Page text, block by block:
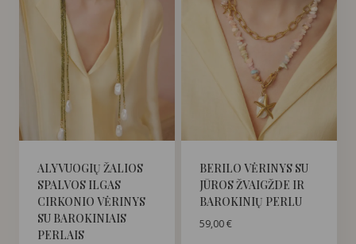
ALYVUOGIŲ ŽALIOS
SPALVOS ILGAS
CIRKONIO VĖRINYS
SU BAROKINIAIS
PERLAIS
BERILO VĖRINYS SU
JŪROS ŽVAIGŽDE IR
BAROKINIŲ PERLU
59,00€